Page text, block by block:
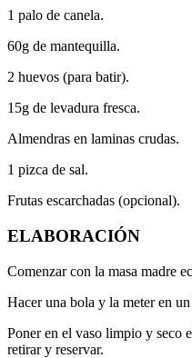
1 palo de canela.
60g de mantequilla.
2 huevos (para batir).
15g de levadura fresca.
Almendras en laminas crudas.
1 pizca de sal.
Frutas escarchadas (opcional).
ELABORACIÓN
Comenzar con la masa madre
Hacer una bola y la meter en
Poner en el vaso limpio y seco
retirar y reservar.